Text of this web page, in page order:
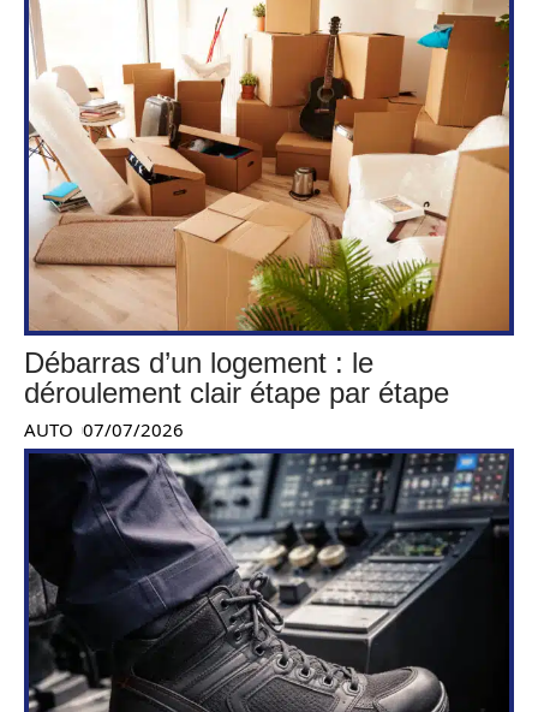
Débarras d’un logement : le
déroulement clair étape par étape
AUTO 07/07/2026